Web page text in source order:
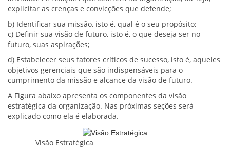
explicitar as crenças e convicções que defende;
b) Identificar sua missão, isto é, qual é o seu propósito;
c) Definir sua visão de futuro, isto é, o que deseja ser no
futuro, suas aspirações;
d) Estabelecer seus fatores críticos de sucesso, isto é, aqueles
objetivos gerenciais que são indispensáveis para o
cumprimento da missão e alcance da visão de futuro.
A Figura abaixo apresenta os componentes da visão
estratégica da organização. Nas próximas seções será
explicado como ela é elaborada.
Visão Estratégica